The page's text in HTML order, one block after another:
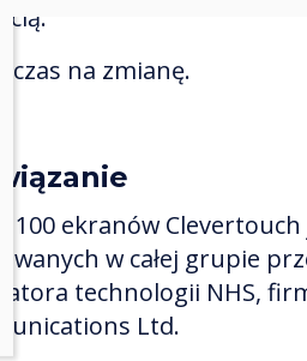
czas na zmianę.
100 ekranów
w całej grupie
technologii NHS,
Ltd.